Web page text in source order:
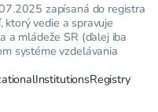
zapísaná do registra
ktorý vedie a spravuje
a mládeže SR (ďalej iba
systéme vzdelávania